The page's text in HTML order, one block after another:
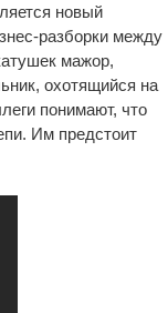
новый
разборки между
мажор,
охотящийся на
понимают, что
Им предстоит